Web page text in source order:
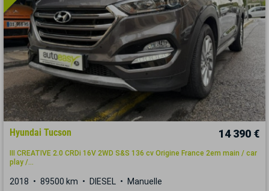
Hyundai Tucson 14 390 €
III CREATIVE 2.0 CRDi 16V 2WD S&S 136 cv Origine France 2em main / car
play /...
2018 89500 km DIESEL Manuelle